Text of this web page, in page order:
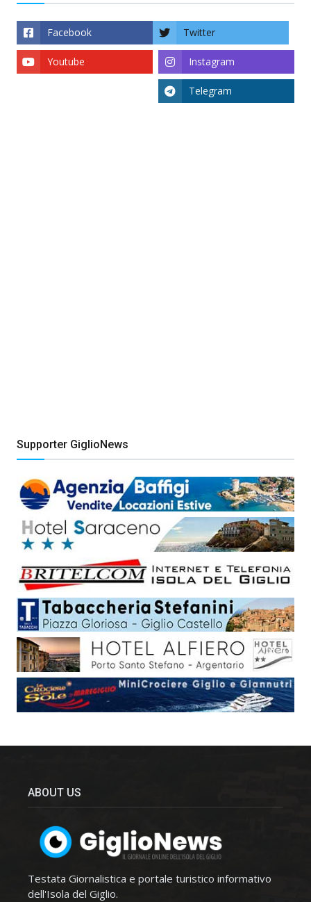
Facebook Twitter
Instagram
Youtube
Telegram
Supporter GiglioNews
ABOUT US
Testata Giornalistica e portale turistico informativo
dell'Isola del Giglio.